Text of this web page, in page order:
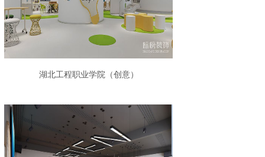
湖北工程职业学院（创意）